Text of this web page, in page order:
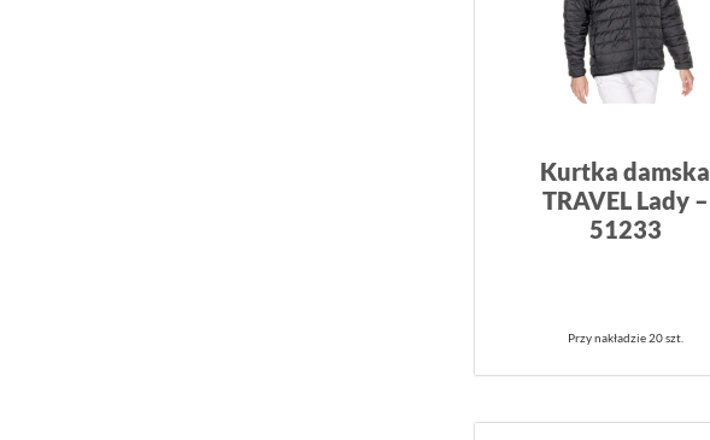
Kurtka damska
TRAVEL Lady –
51233
Przy nakładzie 20 szt.